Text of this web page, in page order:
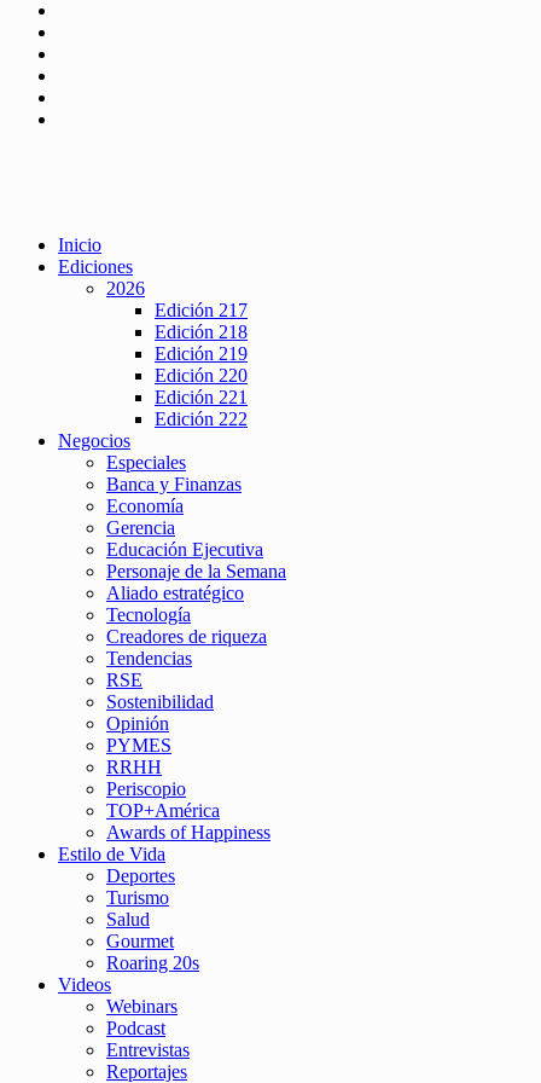
Inicio
Ediciones
2026
Edición 217
Edición 218
Edición 219
Edición 220
Edición 221
Edición 222
Negocios
Especiales
Banca y Finanzas
Economía
Gerencia
Educación Ejecutiva
Personaje de la Semana
Aliado estratégico
Tecnología
Creadores de riqueza
Tendencias
RSE
Sostenibilidad
Opinión
PYMES
RRHH
Periscopio
TOP+América
Awards of Happiness
Estilo de Vida
Deportes
Turismo
Salud
Gourmet
Roaring 20s
Videos
Webinars
Podcast
Entrevistas
Reportajes